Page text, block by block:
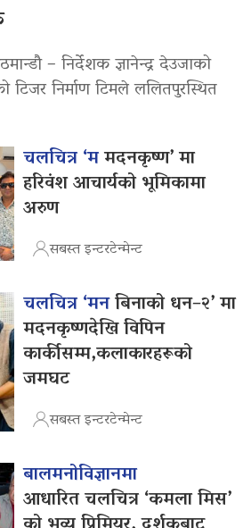
– निर्देशक ज्ञानेन्द्र देउजाको
टिजर निर्माण टिमले ललितपुरस्थित
चलचित्र ‘ममदनकृष्ण’ मा
हरिवंश आचार्यको भूमिकामा
अरुण
सबस्त इन्टरटेन्मेन्ट
चलचित्र ‘मनबिनाको धन–२’ मा
मदनकृष्णदेखि विपिन
कार्कीसम्म,कलाकारहरूको
जमघट
सबस्त इन्टरटेन्मेन्ट
बालमनोविज्ञानमा
आधारित चलचित्र ‘कमला मिस’